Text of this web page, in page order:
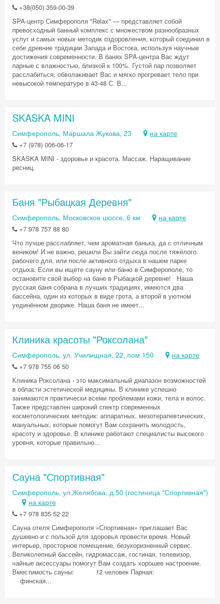
+38(050) 359-00-39
SPA-центр Симферополя "Relax" — представляет собой
превосходный банный комплекс с множеством разнообразных
услуг и самых новых методик оздоровления, который соединил в
себе древние традиции Запада и Востока, используя научные
достижения современности. В банях SPA-центра Вас ждут
парные с влажностью, близкой к 100%. Густой пар позволяет
расслабиться, обволакивает Вас и мягко прогревает тело при
невысокой температуре в 43-48 С. В...
SKASKA MINI
Симферополь, Маршала Жукова, 23 на карте
+7 (978) 006-06-17
SKASKA MINI - здоровье и красота. Массаж. Наращивание
ресниц.
Баня "Рыбацкая Деревня"
Симферополь, Московское шоссе, 6 км на карте
+7 978 757 88 80
Что лучше расслабляет, чем ароматная банька, да с отличным
веником! И не важно, решили Вы зайти сюда после тяжёлого
рабочего для, или после активного отдыха в нашем парке
отдыха. Если вы ищете сауну или баню в Симферополе, то
остановите свой выбор на бане в Рыбацкой деревне! Наша
русская баня собрана в лучших традициях, имеются два
бассейна, один из которых в виде грота, а второй в уютном
уединённом дворике. Наша баня не имеет...
Клиника красоты "Роксолана"
Симферополь, ул. Училищная, 22, пом.150 на карте
+7 978 755 06 50
Клиника Роксолана - это максимальный диапазон возможностей
в области эстетической медицины. В клинике успешно
занимаются практически всеми проблемами кожи, тела и волос.
Также представлен широкий спектр современных
косметологических методик: аппаратных, мезотерапевтических,
мануальных, которые помогут Вам сохранить молодость,
красоту и здоровье. В клинике работают специалисты высокого
уровня, которые правильно...
Сауна "Спортивная"
Симферополь, ул.Желябова, д.50 (гостиница "Спортивная")
на карте
+7 978 835 52 22
Сауна отеля Симферополя «Спортивная» приглашает Вас
душевно и с пользой для здоровья провести время. Новый
интерьер, просторное помещение, безукоризненный сервис.
Великолепный бассейн, гидромассаж, гостиная, телевизор,
чайные аксессуары помогут Вам создать хорошее настроение.
Вместимость сауны: 12 человек Парная:
финская...
Скидка −5%
Хочешь дешевле? Оставь почту и получи
промокод на первое бронирование!
Получить промокод